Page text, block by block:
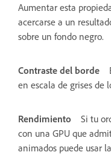
Aumentar esta
acercarse a un
sobre un fondo negro.
Contraste del borde
en escala de grises de
Rendimiento
Si tu
con una GPU que
animados puede usar